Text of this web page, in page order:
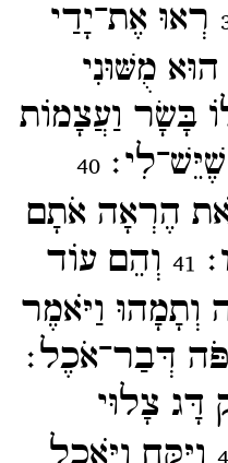
רְאוּ אֶת־​יָדַי
מֻשּׁוּנִי
בָּשָׂר וַעֲצָמוֹת
40
הֶרְאָה אֹתָם
41 וְהֵם עוֹד
וְתָמָהוּ וַיֹּאמֶר
דְּבַר־​אֹכֶל׃
דָּג צָלוּי